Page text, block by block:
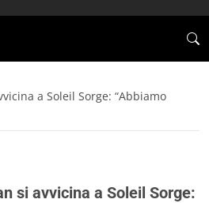
a Soleil Sorge: “Abbiamo
si avvicina a Soleil Sorge: